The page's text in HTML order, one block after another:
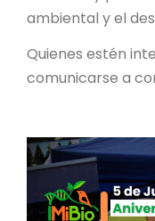
ambiental y el
Quienes estén
comunicarse a